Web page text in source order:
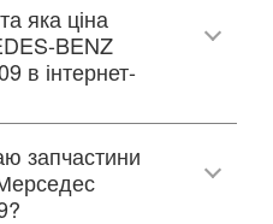
яка ціна
BENZ
в інтернет-
запчастини